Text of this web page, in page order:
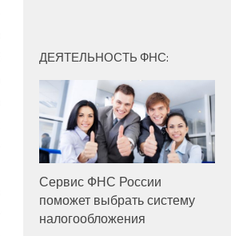
ДЕЯТЕЛЬНОСТЬ ФНС:
Сервис ФНС России
поможет выбрать систему
налогообложения